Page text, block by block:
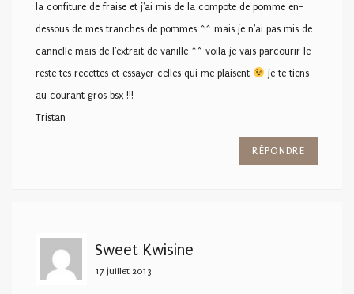
la confiture de fraise et j'ai mis de la compote de pomme en-
dessous de mes tranches de pommes ^^ mais je n'ai pas mis de
cannelle mais de l'extrait de vanille ^^ voila je vais parcourir le
reste tes recettes et essayer celles qui me plaisent
je te tiens
au courant gros bsx !!!
Tristan
RÉPONDRE
Sweet Kwisine
17 juillet 2013